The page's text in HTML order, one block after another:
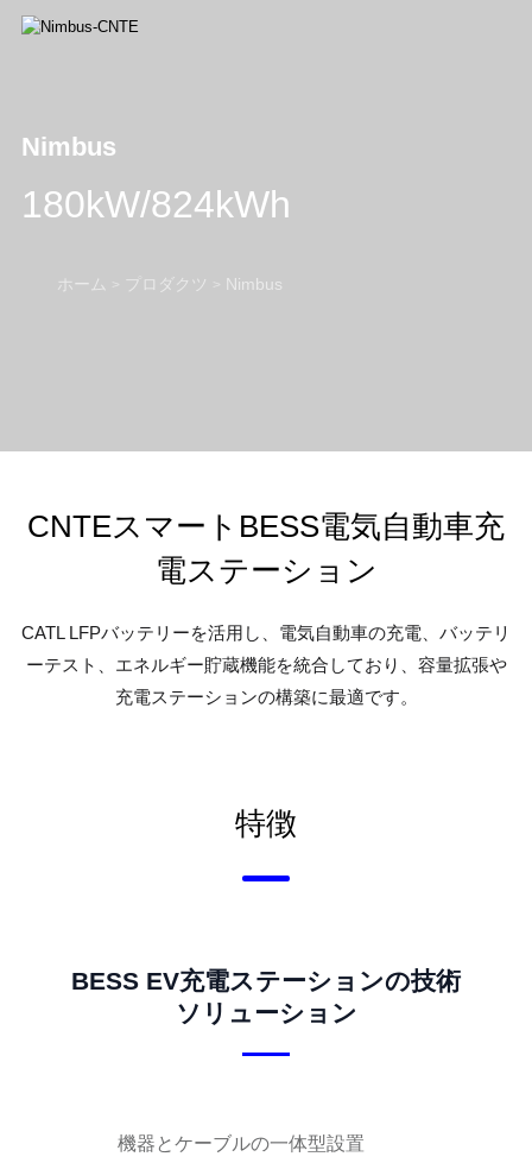
Nimbus
180kW/824kWh
ホーム プロダクツ Nimbus
CNTEスマートBESS電気自動車充
電ステーション
CATL LFPバッテリーを活用し、電気自動車の充電、バッテリ
ーテスト、エネルギー貯蔵機能を統合しており、容量拡張や
充電ステーションの構築に最適です。
特徴
BESS EV充電ステーションの技術
ソリューション
機器とケーブルの一体型設置